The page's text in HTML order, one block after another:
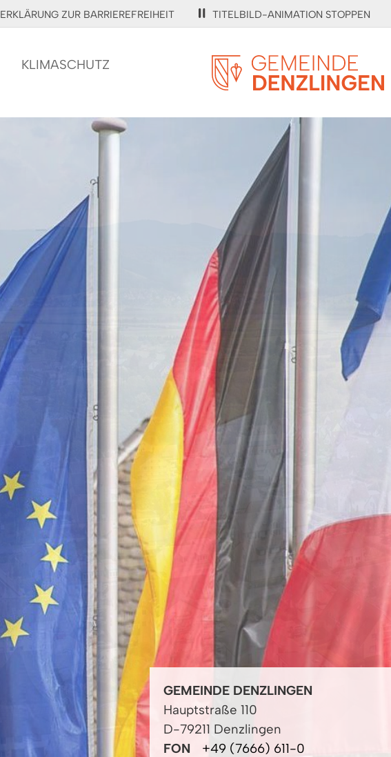
ERKLÄRUNG ZUR BARRIEREFREIHEIT TITELBILD-ANIMATION STOPPEN
KLIMASCHUTZ
GEMEINDE DENZLINGEN
Hauptstraße 110
D-79211 Denzlingen
FON
+49 (7666) 611-0